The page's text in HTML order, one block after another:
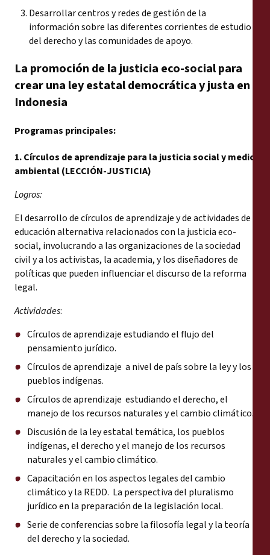
Desarrollar centros y redes de gestión de la
información sobre las diferentes corrientes de estudio
del derecho y las comunidades de apoyo.
La promoción de la justicia eco-social para
crear una ley estatal democrática y justa en
Indonesia
Programas principales:
1. Círculos de aprendizaje para la justicia social y medio
ambiental (LECCIÓN-JUSTICIA)
Logros:
El desarrollo de círculos de aprendizaje y de actividades de
educación alternativa relacionados con la justicia eco-
social, involucrando a las organizaciones de la sociedad
civil y a los activistas, la academia, y los diseñadores de
políticas que pueden influenciar el discurso de la reforma
legal.
Actividades:
Círculos de aprendizaje estudiando el flujo del
pensamiento jurídico.
Círculos de aprendizaje a nivel de país sobre la ley y los
pueblos indígenas.
Círculos de aprendizaje estudiando el derecho, el
manejo de los recursos naturales y el cambio climático.
Discusión de la ley estatal temática, los pueblos
indígenas, el derecho y el manejo de los recursos
naturales y el cambio climático.
Capacitación en los aspectos legales del cambio
climático y la REDD. La perspectiva del pluralismo
jurídico en la preparación de la legislación local.
Serie de conferencias sobre la filosofía legal y la teoría
del derecho y la sociedad.